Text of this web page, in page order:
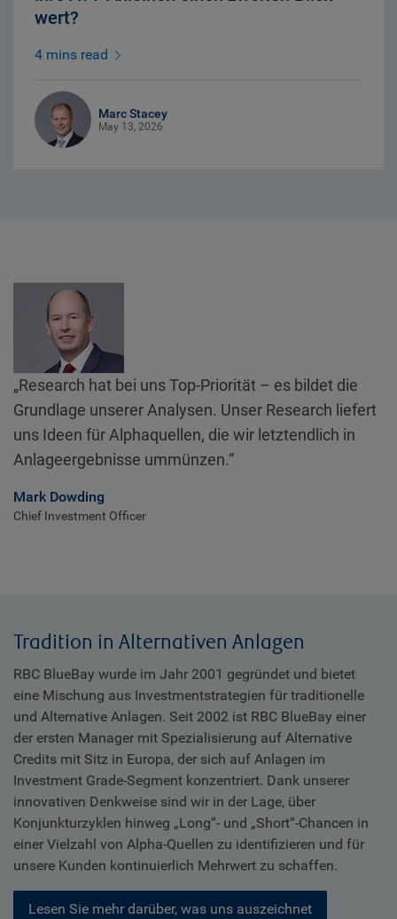
wert?
4 mins read
Marc Stacey
May 13, 2026
„Research hat bei uns Top-Priorität – es bildet die
Grundlage unserer Analysen. Unser Research liefert
uns Ideen für Alphaquellen, die wir letztendlich in
Anlageergebnisse ummünzen.“
Mark Dowding
Chief Investment Officer
Tradition in Alternativen Anlagen
RBC BlueBay wurde im Jahr 2001 gegründet und bietet
eine Mischung aus Investmentstrategien für traditionelle
und Alternative Anlagen. Seit 2002 ist RBC BlueBay einer
der ersten Manager mit Spezialisierung auf Alternative
Credits mit Sitz in Europa, der sich auf Anlagen im
Investment Grade-Segment konzentriert. Dank unserer
innovativen Denkweise sind wir in der Lage, über
Konjunkturzyklen hinweg „Long“- und „Short“-Chancen in
einer Vielzahl von Alpha-Quellen zu identifizieren und für
unsere Kunden kontinuierlich Mehrwert zu schaffen.
Lesen Sie mehr darüber, was uns auszeichnet